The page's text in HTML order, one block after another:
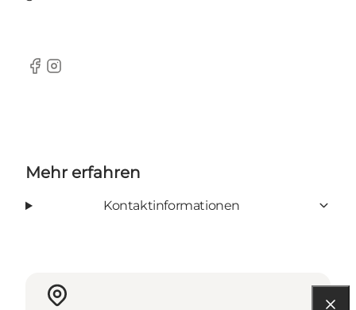
Facebook
Instagram
Mehr erfahren
Kontaktinformationen